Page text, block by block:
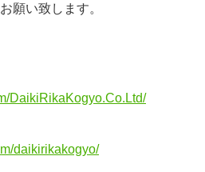
願い致します。
DaikiRikaKogyo.Co.Ltd/
daikirikakogyo/